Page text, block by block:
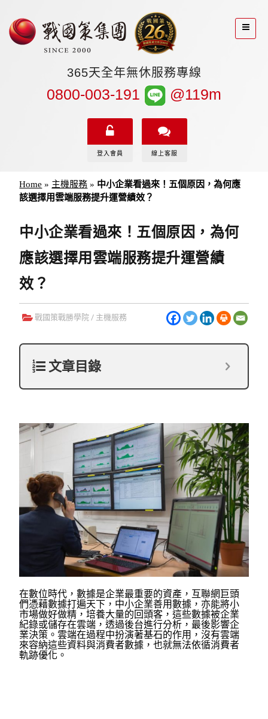
365天全年無休服務專線
0800-003-191 @119m
登入會員 線上客服
Home » 主機服務 » 中小企業看過來！五個原因，為何應
該選擇用雲端服務提升運營績效？
中小企業看過來！五個原因，為何
應該選擇用雲端服務提升運營績
效？
戰國策戰勝學院 / 主機服務
文章目錄
在數位時代，數據是企業最重要的資產，互聯網巨頭
們憑藉數據打遍天下，中小企業善用數據，亦能將小
市場做好做精，培養大量的回頭客，這些數據被企業
紀錄或儲存在雲端，透過後台進行分析，最後影響企
業決策。雲端在過程中扮演著基石的作用，沒有雲端
來容納這些資料與消費者數據，也就無法依循消費者
軌跡優化。